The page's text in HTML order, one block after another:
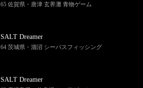
65 佐賀県・唐津 玄界灘 青物ゲーム
SALT Dreamer
64 茨城県・涸沼 シーバスフィッシング
SALT Dreamer